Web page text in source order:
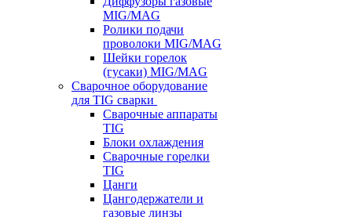
MIG/MAG
Ролики подачи
проволоки MIG/MAG
Шейки горелок
(гусаки) MIG/MAG
Сварочное оборудование
для TIG сварки
Сварочные аппараты
TIG
Блоки охлаждения
Сварочные горелки
TIG
Цанги
Цангодержатели и
газовые линзы